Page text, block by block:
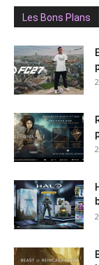
Les Bons Plans